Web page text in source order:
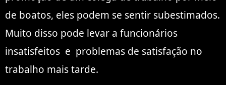
de boatos, eles podem se sentir subestimados.
Muito disso pode levar a funcionários
insatisfeitos e problemas de satisfação no
trabalho mais tarde.